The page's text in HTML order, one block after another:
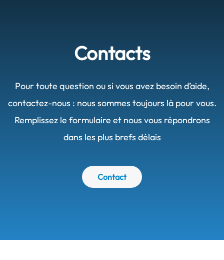
Contacts
Pour toute question ou si vous avez besoin d’aide,
contactez-nous : nous sommes toujours là pour vous.
Remplissez le formulaire et nous vous répondrons
dans les plus brefs délais
Contact